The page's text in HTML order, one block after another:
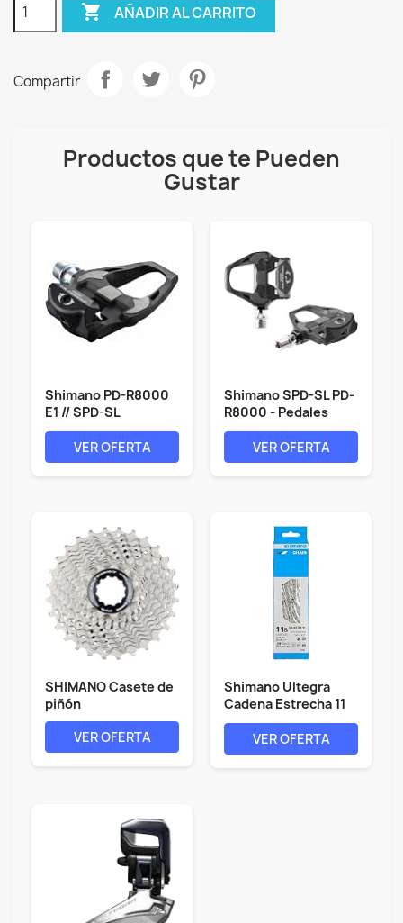
 AÑADIR AL CARRITO
Compartir
Productos que te Pueden
Gustar
Shimano PD-R8000
E1 // SPD-SL
Rennrad-Pedal
VER OFERTA
Shimano SPD-SL PD-
R8000 - Pedales
para...
VER OFERTA
SHIMANO Casete de
piñón
VER OFERTA
Shimano Ultegra
Cadena Estrecha 11
velocidades...
VER OFERTA